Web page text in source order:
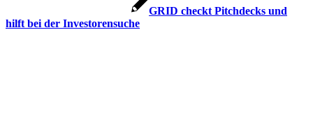
GRID checkt Pitchdecks und
hilft bei der Investorensuche